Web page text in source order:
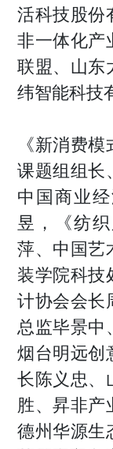
活科技股份
非一体化产
联盟、山东
纬智能科技
《新消费
课题组组长
中国商业
昱，《纺
萍、中国艺
装学院科技
计协会会长
总监毕景中
烟台明远创
长陈义忠、
胜、昇非产
德州华源生